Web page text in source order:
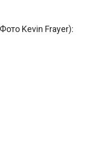
Kevin Frayer):